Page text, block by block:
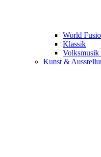
World
Klassik
Volksmusik
Kunst &